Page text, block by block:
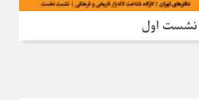
| نشست اول